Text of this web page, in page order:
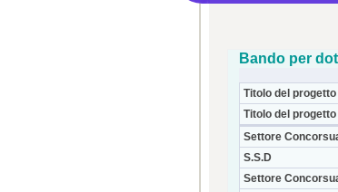
Bando per
Titolo del
Titolo del
Settore
S.S.D
Settore